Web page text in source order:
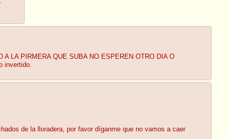
LA PIRMERA QUE SUBA NO ESPEREN OTRO DIA O
invertido.
de la lloradera, por favor díganme que no vamos a caer